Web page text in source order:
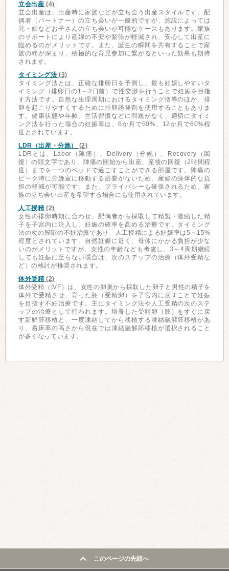
立会出産 (4)
立会出産は、出産時に家族などが立ち会う出産スタイルです。配
偶者（パートナー）の立ち会いが一般的ですが、施設によっては
兄・姉などお子さんの立ち会いが可能なケースもあります。家族
のサポートにより産婦の不安や緊張が軽減され、安心して出産に
臨めるのがメリットです。また、誕生の瞬間を共有することで家
族の絆が深まり、積極的な育児参加に繋がるといった効果も期待
されます。
タイミング法 (3)
タイミング法とは、正確な排卵日を予測し、最も妊娠しやすいタ
イミング（排卵日の1～2日前）で性交渉を行うことで妊娠を目指
す方法です。自然な生理周期におけるタイミング指導のほか、排
卵を起こりやすくするために排卵誘発剤を使用することもありま
す。健康状態や年齢、生活習慣などに問題がなく、適切にタイミ
ング法を行った場合の妊娠率は、6か月で50%、12か月で60%程
度とされています。
LDR（出産・分娩）
(2)
LDRとは、Labor（陣痛）、Delivery（分娩）、Recovery（回
復）の頭文字であり、陣痛の開始から出産、産後の回復（2時間程
度）までを一つのベッドで過ごすことができる部屋です。陣痛の
ピーク時に分娩室に移動する必要がないため、産婦の身体的な負
担の軽減が可能です。また、プライバシーも確保されるため、家
族の立ち会い出産を希望する場合にも使用されています。
人工授精(2)
女性の排卵時期に合わせ、配偶者から採取して精製・濃縮した精
子を子宮内に注入し、妊娠の確率を高める治療です。タイミング
法の次の段階の不妊治療であり、人工授精による妊娠率は5～15%
程度とされています。自然妊娠に近く、母体にかかる負担が少な
いのがメリットですが、女性の年齢なども考慮し、3～4周期継続
しても妊娠に至らない場合は、次のステップの治療（体外受精な
ど）の検討が推奨されます。
体外受精(2)
体外受精（IVF）は、女性の卵巣から採取した卵子と男性の精子を
体外で受精させ、育った胚（受精卵）を子宮内に戻すことで妊娠
を目指す不妊治療です。主にタイミング法や人工受精の次のステ
ップの治療として行われます。培養した受精卵（胚）をすぐに戻
す新鮮胚移植と、一度凍結してから移植する凍結融解胚移植があ
り、着床率の高さから現在では凍結融解胚移植が選択されること
が多くなっています。
このページの先頭へ